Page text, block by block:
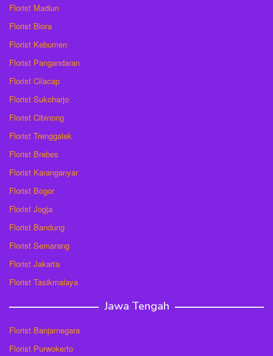
Florist Madiun
Florist Blora
Florist Kebumen
Florist Pangandaran
Florist Cilacap
Florist Sukoharjo
Florist Cibinong
Florist Trenggalek
Florist Brebes
Florist Karanganyar
Florist Bogor
Florist Jogja
Florist Bandung
Florist Semarang
Florist Jakarta
Florist Tasikmalaya
Jawa Tengah
Florist Banjarnegara
Florist Purwokerto